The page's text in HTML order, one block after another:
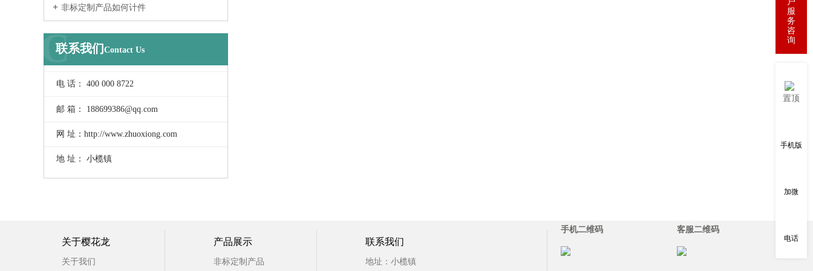
非标定制产品如何计件
联系我们 Contact Us
C
电 话： 400 000 8722
邮 箱： 188699386@qq.com
网 址：http://www.zhuoxiong.com
地 址： 小榄镇
关于樱花龙
关于我们
产品展示
非标定制产品
联系我们
地址：小榄镇
手机二维码 客服二维码
服
务
咨
询
置顶
手机版
加微
电话